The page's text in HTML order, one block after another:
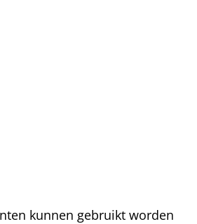
kunnen gebruikt worden